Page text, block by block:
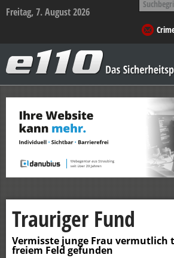
Freitag, 7. August 2026
nach:
–
Das
Sicherheitsportal
Zum
Inhalt
springen
Trauriger Fund
Vermisste junge Frau vermutlich
freiem Feld gefunden